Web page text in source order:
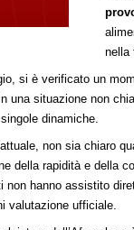
nella
si è verificato un
una situazione non
dinamiche.
non sia chiaro
della rapidità e della
non hanno assistito
valutazione ufficiale.